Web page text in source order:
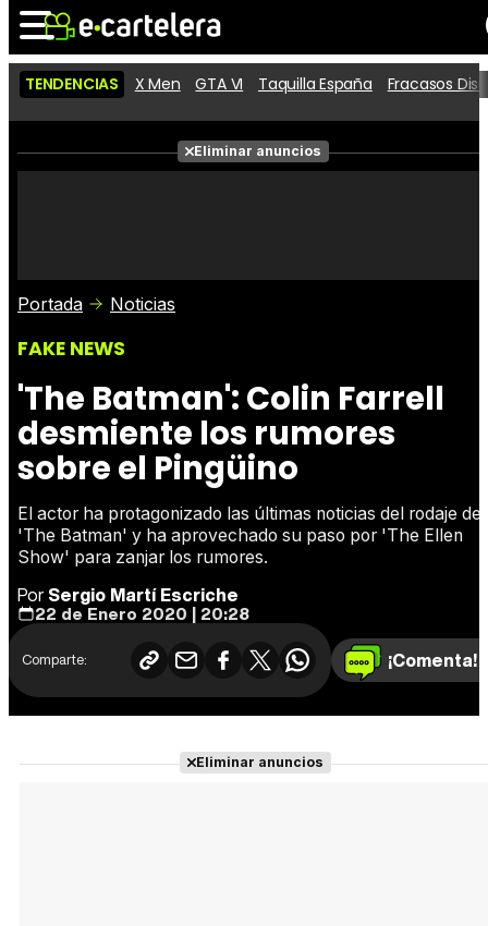
Noticias Cartelera
Películas
Críticas
TENDENCIAS X Men GTA VI Taquilla España Fracasos
Eliminar anuncios
Portada Noticias
FAKE NEWS
'The Batman': Colin Farrell
desmiente los rumores
sobre el Pingüino
El actor ha protagonizado las últimas noticias del rodaje de
'The Batman' y ha aprovechado su paso por 'The Ellen
Show' para zanjar los rumores.
PorSergio Martí Escriche
22 de Enero 2020 | 20:28
Comparte: ¡Comenta!
Eliminar anuncios